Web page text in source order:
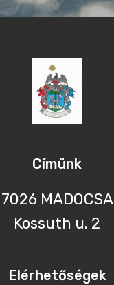
Címünk
7026 MADOCSA
Kossuth u. 2
Elérhetőségek